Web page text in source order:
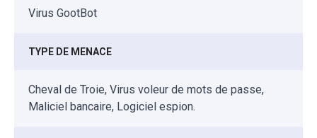
Virus GootBot
TYPE DE MENACE
Cheval de Troie, Virus voleur de mots de passe,
Maliciel bancaire, Logiciel espion.